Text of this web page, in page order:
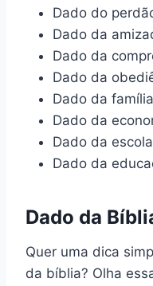
Dado do
Dado da
Dado da
Dado da
Dado da família
Dado da
Dado da escola
Dado da
Dado da
Quer uma dica
da bíblia? Olha